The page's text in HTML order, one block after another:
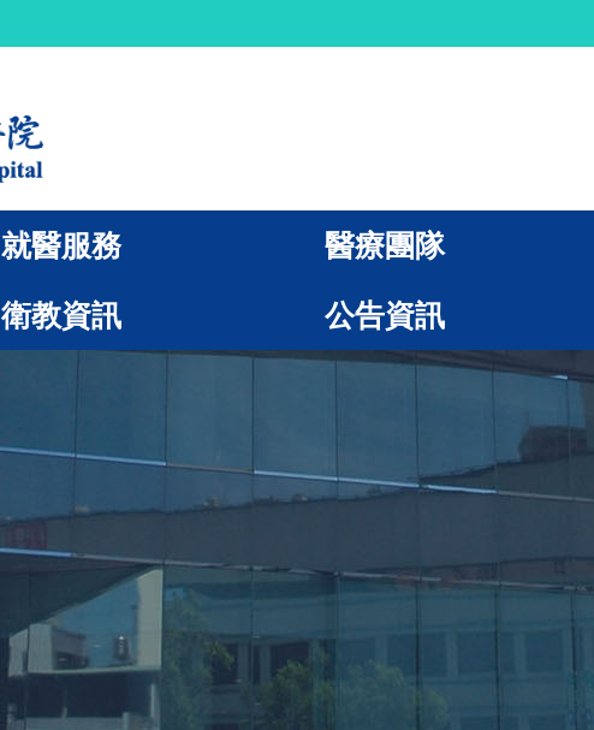
就醫服務 醫療團隊
衛教資訊 公告資訊